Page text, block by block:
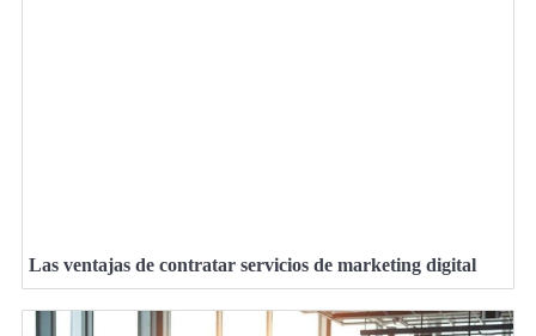
Las ventajas de contratar servicios de marketing digital